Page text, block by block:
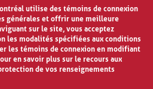
utilise des témoins de connexion
générales et offrir une meilleure
sur le site, vous acceptez
les modalités spécifiées aux conditions
les témoins de connexion en modifiant
en savoir plus sur le recours aux
de vos renseignements